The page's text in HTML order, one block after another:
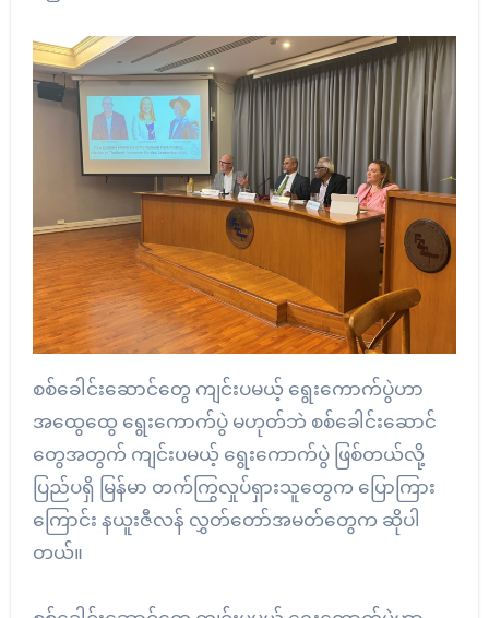
စစ်ခေါင်းဆောင်တွေ ကျင်းပမယ့် ရွေးကောက်ပွဲဟာ
အထွေထွေ ရွေးကောက်ပွဲ မဟုတ်ဘဲ စစ်ခေါင်းဆောင်
တွေအတွက် ကျင်းပမယ့် ရွေးကောက်ပွဲ ဖြစ်တယ်လို့
ပြည်ပရှိ မြန်မာ တက်ကြွလှုပ်ရှားသူတွေက ပြောကြား
ကြောင်း နယူးဇီလန် လွှတ်တော်အမတ်တွေက ဆိုပါ
တယ်။